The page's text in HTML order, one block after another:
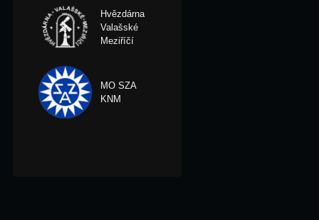
Hvězdárna
Valašské
Meziříčí
MO SZA
KNM